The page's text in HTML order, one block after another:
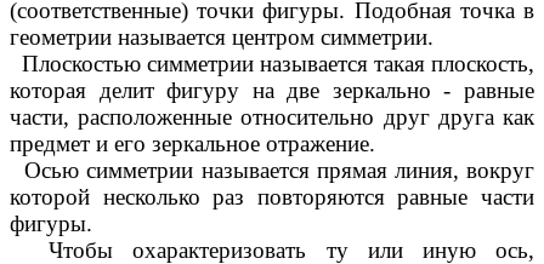
(соответственные) точки фигуры. Подобная точка в
геометрии называется центром симметрии.
Плоскостью симметрии называется такая плоскость,
которая делит фигуру на две зеркально - равные
части, расположенные относительно друг друга как
предмет и его зеркальное отражение.
Осью симметрии называется прямая линия, вокруг
которой несколько раз повторяются равные части
фигуры.
Чтобы охарактеризовать ту или иную ось,